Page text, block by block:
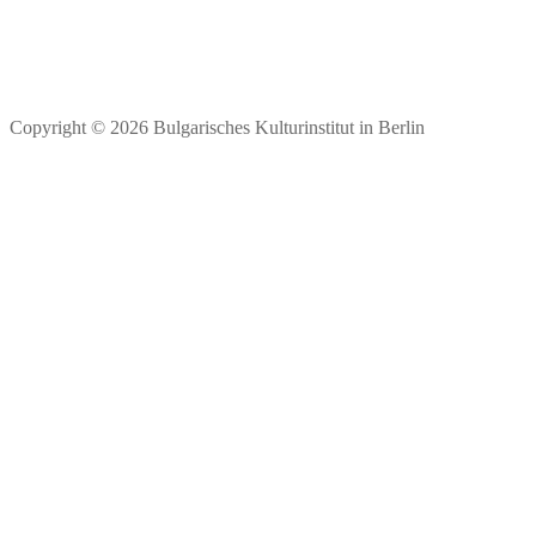
Copyright © 2026 Bulgarisches Kulturinstitut in Berlin